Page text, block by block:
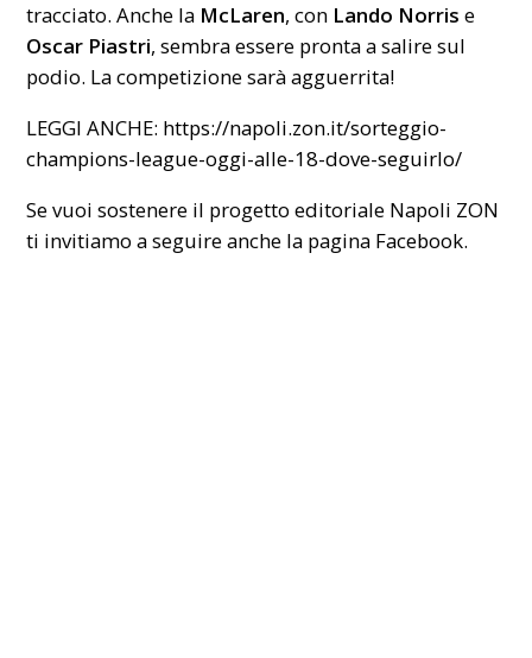
tracciato. Anche la McLaren, con Lando Norris e
Oscar Piastri, sembra essere pronta a salire sul
podio. La competizione sarà agguerrita!
LEGGI ANCHE: https://napoli.zon.it/sorteggio-
champions-league-oggi-alle-18-dove-seguirlo/
Se vuoi sostenere il progetto editoriale Napoli ZON
ti invitiamo a seguire anche la pagina Facebook.